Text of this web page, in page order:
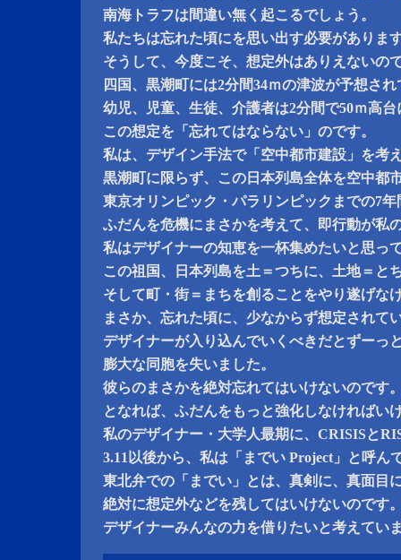
南海トラフは間違い無く起こるでしょう。
私たちは忘れた頃にを思い出す必要がありま
そうして、今度こそ、想定外はありえないの
四国、黒潮町には2分間34ｍの津波が予想さ
幼児、児童、生徒、介護者は2分間で50ｍ高
この想定を「忘れてはならない」のです。
私は、デザイン手法で「空中都市建設」を考
黒潮町に限らず、この日本列島全体を空中都
東京オリンピック・パラリンピックまでの7年
ふだんを危機にまさかを考えて、即行動が私
私はデザイナーの知恵を一杯集めたいと思っ
この祖国、日本列島を土＝つちに、土地＝と
そして町・街＝まちを創ることをやり遂げな
まさか、忘れた頃に、少なからず想定されて
デザイナーが入り込んでいくべきだとずーっ
膨大な同胞を失いました。
彼らのまさかを絶対忘れてはいけないのです
となれば、ふだんをもっと強化しなければい
私のデザイナー・大学人最期に、CRISISと
3.11以後から、私は「までい Project」と呼ん
東北弁での「までい」とは、真剣に、真面目
絶対に想定外などを残してはいけないのです
デザイナーみんなの力を借りたいと考えてい